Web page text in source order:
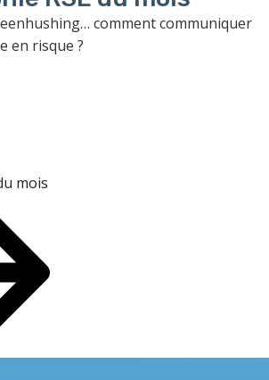
comment communiquer
en risque ?
mois